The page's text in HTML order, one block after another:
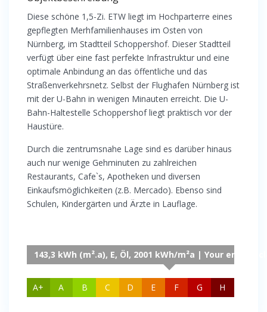
Diese schöne 1,5-Zi. ETW liegt im Hochparterre eines
gepflegten Merhfamilienhauses im Osten von
Nürnberg, im Stadtteil Schoppershof. Dieser Stadtteil
verfügt über eine fast perfekte Infrastruktur und eine
optimale Anbindung an das öffentliche und das
Straßenverkehrsnetz. Selbst der Flughafen Nürnberg ist
mit der U-Bahn in wenigen Minauten erreicht. Die U-
Bahn-Haltestelle Schoppershof liegt praktisch vor der
Haustüre.
Durch die zentrumsnahe Lage sind es darüber hinaus
auch nur wenige Gehminuten zu zahlreichen
Restaurants, Cafe`s, Apotheken und diversen
Einkaufsmöglichkeiten (z.B. Mercado). Ebenso sind
Schulen, Kindergärten und Ärzte in Lauflage.
A+ A B C D
143,3 kWh (m².a), E, Öl, 2001 kWh/m²a | Your energy
E F G H